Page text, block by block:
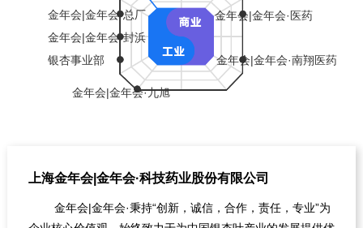
金年会|金年会·总厂
金年会|金年会·封浜
银杏事业部
金年会|金年会·九旭
金年会|金年会·南翔医药
金年会|金年会·医药
上海金年会|金年会·科技药业股份有限公司
金年会|金年会·秉持“创新，诚信，合作，责任，专业”为